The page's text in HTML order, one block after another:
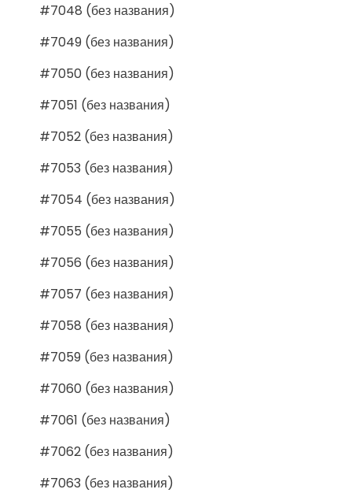
#7048 (без названия)
#7049 (без названия)
#7050 (без названия)
#7051 (без названия)
#7052 (без названия)
#7053 (без названия)
#7054 (без названия)
#7055 (без названия)
#7056 (без названия)
#7057 (без названия)
#7058 (без названия)
#7059 (без названия)
#7060 (без названия)
#7061 (без названия)
#7062 (без названия)
#7063 (без названия)